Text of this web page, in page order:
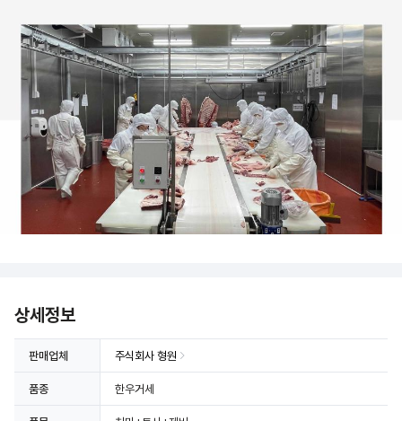
상세정보
판매업체 주식회사 형원
품종 한우거세